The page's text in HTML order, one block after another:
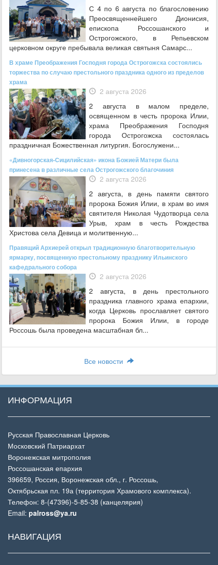
С 4 по 6 августа по благословению
Преосвященнейшего Дионисия,
епископа Россошанского и
Острогожского, в Репьевском
церковном округе пребывала великая святыня Самарс...
В храме Преображения Господня города Острогожска состоялись
торжества по случаю престольного праздника одного из пределов
храма
2 августа 2026
2 августа в малом пределе,
освященном в честь пророка Илии,
храма Преображения Господня
города Острогожска состоялась
праздничная Божественная литургия. Богослужени...
«Дивногорская-Сицилийская» икона Божией Матери была
принесена в различные села Острогожского благочиния
2 августа 2026
2 августа, в день памяти святого
пророка Божия Илии, в храм во имя
святителя Николая Чудотворца села
Урыв, храм в честь Рождества
Христова села Девица и молитвенную...
Правящий Архиерей открыл традиционную благотворительную
ярмарку, посвященную престольному празднику Ильинского
кафедрального собора
2 августа 2026
2 августа, в день престольного
праздника главного храма епархии,
когда Церковь прославляет святого
пророка Божия Илии, в городе
Россошь была проведена масштабная бл...
Все новости
ИНФОРМАЦИЯ
Русская Православная Церковь
Московский Патриархат
Воронежская митрополия
Россошанская епархия
396659, Россия, Воронежская обл., г. Россошь,
Октябрьская пл. 19а (территория Храмового комплекса).
Телефон: 8-(47396)-5-85-38 (канцелярия)
Email: palross@ya.ru
НАВИГАЦИЯ